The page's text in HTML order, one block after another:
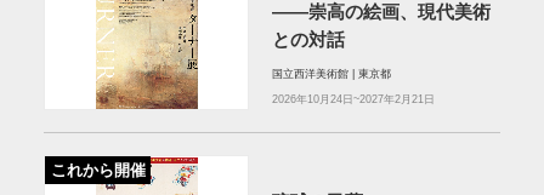
――崇高の絵画、現代美術
との対話
国立西洋美術館 | 東京都
2026年10月24日~2027年2月21日
これから開催